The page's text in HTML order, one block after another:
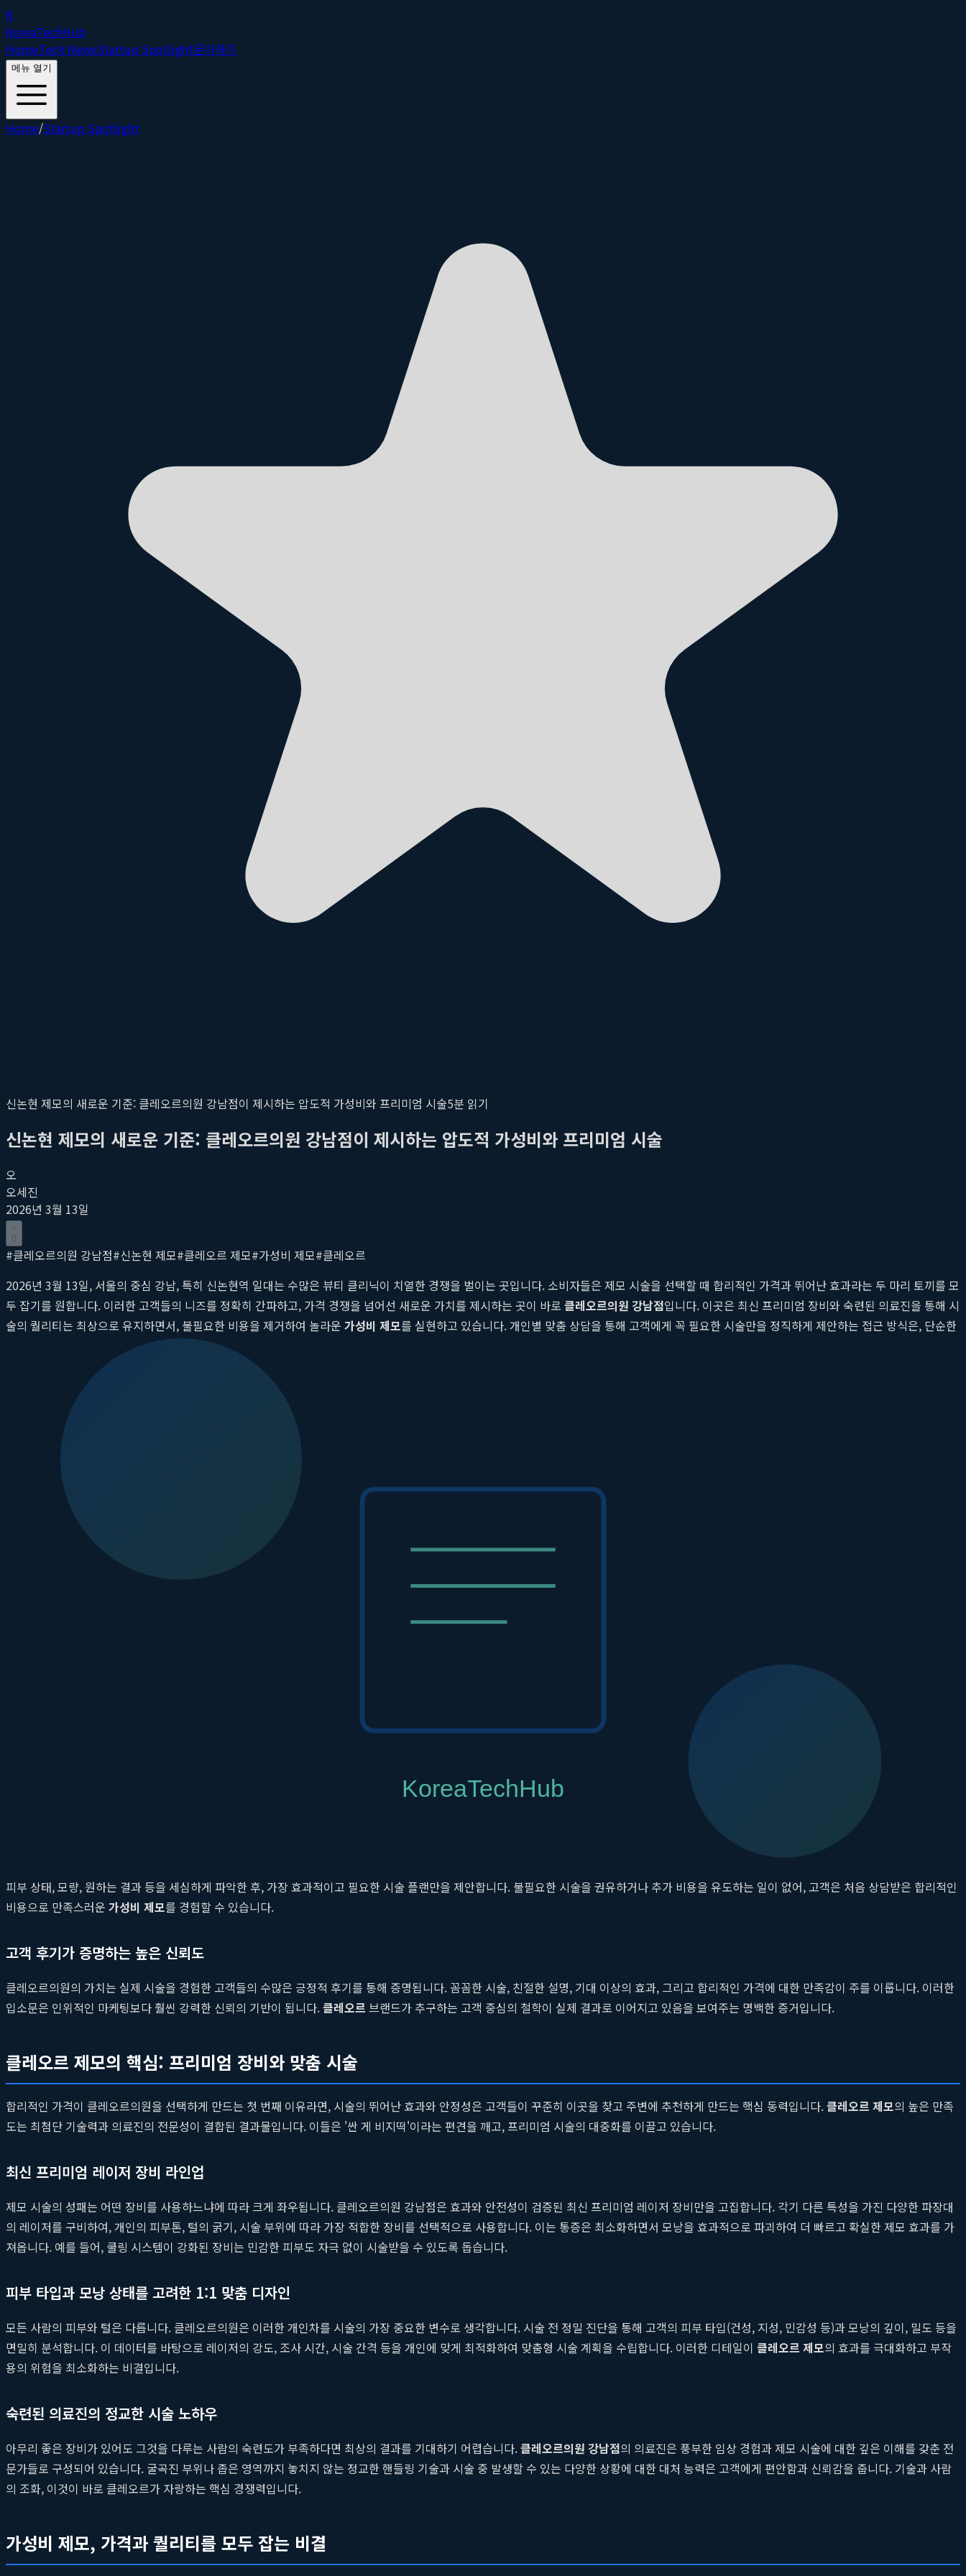
K
KoreaTechHub
HomeTech NewsStartup Spotlight문의하기
메뉴 열기
Home/Startup Spotlight
신논현 제모의 새로운 기준: 클레오르의원 강남점이 제시하는 압도적 가성비와 프리미엄 시술5분 읽기
신논현 제모의 새로운 기준: 클레오르의원 강남점이 제시하는 압도적 가성비와 프리미엄 시술
오
오세진
2026년 3월 13일
0
#클레오르의원 강남점#신논현 제모#클레오르 제모#가성비 제모#클레오르
2026년 3월 13일, 서울의 중심 강남, 특히 신논현역 일대는 수많은 뷰티 클리닉이 치열한 경쟁을 벌이는 곳입니다. 소비자들은 제모 시술을 선택할 때 합리적인 가격과 뛰어난 효과라는 두 마리 토끼를 모
두 잡기를 원합니다. 이러한 고객들의 니즈를 정확히 간파하고, 가격 경쟁을 넘어선 새로운 가치를 제시하는 곳이 바로 클레오르의원 강남점입니다. 이곳은 최신 프리미엄 장비와 숙련된 의료진을 통해 시
술의 퀄리티는 최상으로 유지하면서, 불필요한 비용을 제거하여 놀라운 가성비 제모를 실현하고 있습니다. 개인별 맞춤 상담을 통해 고객에게 꼭 필요한 시술만을 정직하게 제안하는 접근 방식은, 단순한
시술을 넘어 고객과의 깊은 신뢰 관계를 구축합니다. 본 아티클에서는
지 심층적으로 분석합니다.
최신 레이저 장비를 사용하고 개인의 피부 타입과 모낭 상태에 맞춘 1:1 맞춤형
불필요한 마케팅 비용을 줄이고 효율적인 시술 패키지를 구성하여 진정한 의미의
투명한 상담 과정을 통해 과잉 진료 없이 고객에게 필요한 시술만을 제안하며 높은 신뢰도를 구축하고 있습니다.
왜 신논현 제모는 클레오오의원 강남점인가?
강남과 신논현 지역에서 제모 클리닉을 선택하는 것은 수많은 선택지 속에서 옥석을 가리는 과정과 같습니다. 많은 병원들이 저렴한 가격을 내세워 고객을 유치하지만, 시술의 질이나 서비스 만족도까지
클레오르의원 강남점은 유동인구가 많은 신논현역 바로 인근에 위치해 있어 직장인이나 학생들이 퇴근 후 또는 자투리 시간을 이용해 방문하기에 매우 편리합니다. 바쁜 현대인들의 라이프스타일을 고려
피부 상태, 모량, 원하는 결과 등을 세심하게 파악한 후, 가장 효과적이고 필요한 시술 플랜만을 제안합니다. 불필요한 시술을 권유하거나 추가 비용을 유도하는 일이 없어, 고객은 처음 상담받은 합리적인
비용으로 만족스러운 가성비 제모를 경험할 수 있습니다.
고객 후기가 증명하는 높은 신뢰도
클레오르의원의 가치는 실제 시술을 경험한 고객들의 수많은 긍정적 후기를 통해 증명됩니다. 꼼꼼한 시술, 친절한 설명, 기대 이상의 효과, 그리고 합리적인 가격에 대한 만족감이 주를 이룹니다. 이러한
입소문은 인위적인 마케팅보다 훨씬 강력한 신뢰의 기반이 됩니다.클레오르 브랜드가 추구하는 고객 중심의 철학이 실제 결과로 이어지고 있음을 보여주는 명백한 증거입니다.
클레오르 제모의 핵심: 프리미엄 장비와 맞춤 시술
합리적인 가격이 클레오르의원을 선택하게 만드는 첫 번째 이유라면, 시술의 뛰어난 효과와 안정성은 고객들이 꾸준히 이곳을 찾고 주변에 추천하게 만드는 핵심 동력입니다.클레오르 제모의 높은 만족
도는 최첨단 기술력과 의료진의 전문성이 결합된 결과물입니다. 이들은 '싼 게 비지떡'이라는 편견을 깨고, 프리미엄 시술의 대중화를 이끌고 있습니다.
최신 프리미엄 레이저 장비 라인업
제모 시술의 성패는 어떤 장비를 사용하느냐에 따라 크게 좌우됩니다. 클레오르의원 강남점은 효과와 안전성이 검증된 최신 프리미엄 레이저 장비만을 고집합니다. 각기 다른 특성을 가진 다양한 파장대
의 레이저를 구비하여, 개인의 피부톤, 털의 굵기, 시술 부위에 따라 가장 적합한 장비를 선택적으로 사용합니다. 이는 통증은 최소화하면서 모낭을 효과적으로 파괴하여 더 빠르고 확실한 제모 효과를 가
져옵니다. 예를 들어, 쿨링 시스템이 강화된 장비는 민감한 피부도 자극 없이 시술받을 수 있도록 돕습니다.
피부 타입과 모낭 상태를 고려한 1:1 맞춤 디자인
모든 사람의 피부와 털은 다릅니다. 클레오르의원은 이러한 개인차를 시술의 가장 중요한 변수로 생각합니다. 시술 전 정밀 진단을 통해 고객의 피부 타입(건성, 지성, 민감성 등)과 모낭의 깊이, 밀도 등을
면밀히 분석합니다. 이 데이터를 바탕으로 레이저의 강도, 조사 시간, 시술 간격 등을 개인에 맞게 최적화하여 맞춤형 시술 계획을 수립합니다. 이러한 디테일이 클레오르 제모의 효과를 극대화하고 부작
용의 위험을 최소화하는 비결입니다.
숙련된 의료진의 정교한 시술 노하우
아무리 좋은 장비가 있어도 그것을 다루는 사람의 숙련도가 부족하다면 최상의 결과를 기대하기 어렵습니다.클레오르의원 강남점의 의료진은 풍부한 임상 경험과 제모 시술에 대한 깊은 이해를 갖춘 전
문가들로 구성되어 있습니다. 굴곡진 부위나 좁은 영역까지 놓치지 않는 정교한 핸들링 기술과 시술 중 발생할 수 있는 다양한 상황에 대한 대처 능력은 고객에게 편안함과 신뢰감을 줍니다. 기술과 사람
의 조화, 이것이 바로 클레오르가 자랑하는 핵심 경쟁력입니다.
가성비 제모, 가격과 퀄리티를 모두 잡는 비결